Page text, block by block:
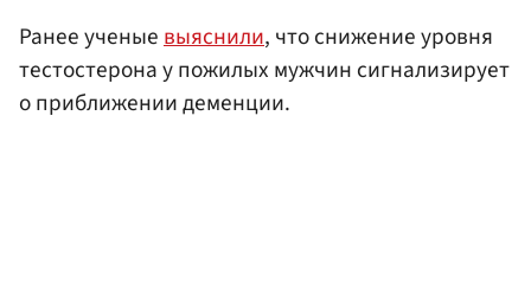
Ранее ученыевыяснили, что снижение уровня
тестостерона у пожилых мужчин сигнализирует
о приближении деменции.